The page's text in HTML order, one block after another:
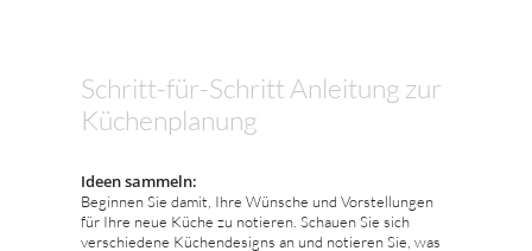
Schritt-für-Schritt Anleitung zur
Küchenplanung
Ideen sammeln:
Beginnen Sie damit, Ihre Wünsche und Vorstellungen
für Ihre neue Küche zu notieren. Schauen Sie sich
verschiedene Küchendesigns an und notieren Sie, was